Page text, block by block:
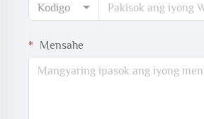
Kodigo
Mensahe